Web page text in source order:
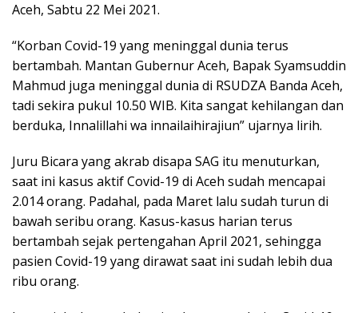
Aceh, Sabtu 22 Mei 2021.
“Korban Covid-19 yang meninggal dunia terus
bertambah. Mantan Gubernur Aceh, Bapak Syamsuddin
Mahmud juga meninggal dunia di RSUDZA Banda Aceh,
tadi sekira pukul 10.50 WIB. Kita sangat kehilangan dan
berduka, Innalillahi wa innailaihirajiun” ujarnya lirih.
Juru Bicara yang akrab disapa SAG itu menuturkan,
saat ini kasus aktif Covid-19 di Aceh sudah mencapai
2.014 orang. Padahal, pada Maret lalu sudah turun di
bawah seribu orang. Kasus-kasus harian terus
bertambah sejak pertengahan April 2021, sehingga
pasien Covid-19 yang dirawat saat ini sudah lebih dua
ribu orang.